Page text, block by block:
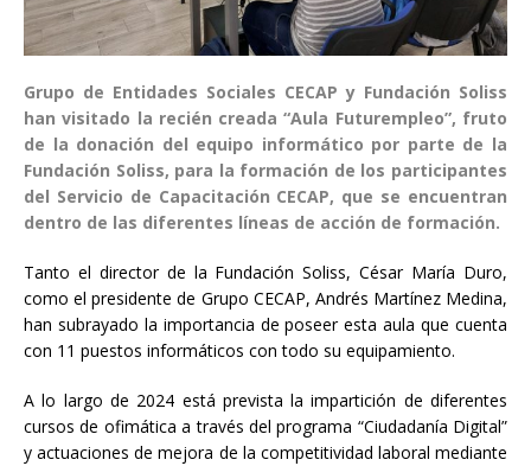
Grupo de Entidades Sociales CECAP y Fundación Soliss
han visitado la recién creada “Aula Futurempleo”, fruto
de la donación del equipo informático por parte de la
Fundación Soliss, para la formación de los participantes
del Servicio de Capacitación CECAP, que se encuentran
dentro de las diferentes líneas de acción de formación.
Tanto el director de la Fundación Soliss, César María Duro,
como el presidente de Grupo CECAP, Andrés Martínez Medina,
han subrayado la importancia de poseer esta aula que cuenta
con 11 puestos informáticos con todo su equipamiento.
A lo largo de 2024 está prevista la impartición de diferentes
cursos de ofimática a través del programa “Ciudadanía Digital”
y actuaciones de mejora de la competitividad laboral mediante